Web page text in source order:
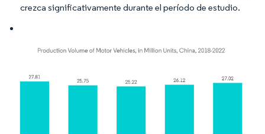
crezca significativamente durante el período de estudio.